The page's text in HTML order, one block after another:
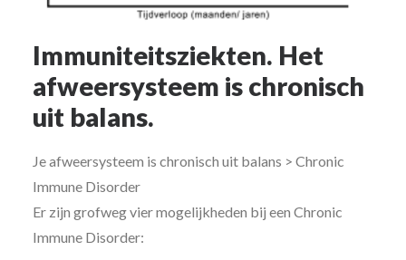
Immuniteitsziekten. Het
afweersysteem is chronisch
uit balans.
Je afweersysteem is chronisch uit balans > Chronic
Immune Disorder
Er zijn grofweg vier mogelijkheden bij een Chronic
Immune Disorder: